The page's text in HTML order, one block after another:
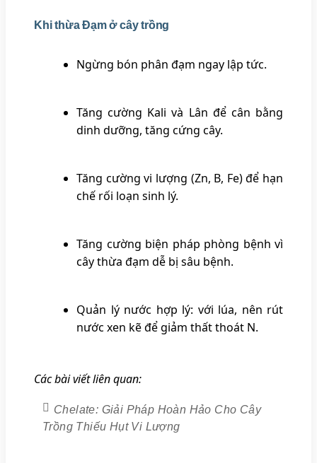
Khi thừa Đạm ở cây trồng
Ngừng bón phân đạm ngay lập tức.
Tăng cường Kali và Lân để cân bằng
dinh dưỡng, tăng cứng cây.
Tăng cường vi lượng (Zn, B, Fe) để hạn
chế rối loạn sinh lý.
Tăng cường biện pháp phòng bệnh vì
cây thừa đạm dễ bị sâu bệnh.
Quản lý nước hợp lý: với lúa, nên rút
nước xen kẽ để giảm thất thoát N.
Các bài viết liên quan:
Chelate: Giải Pháp Hoàn Hảo Cho Cây
Trồng Thiếu Hụt Vi Lượng